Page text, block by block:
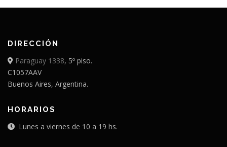
DIRECCIÓN
Paraguay 1338, 5º piso.
C1057AAV
Buenos Aires, Argentina.
HORARIOS
Lunes a viernes de 10 a 19 hs.